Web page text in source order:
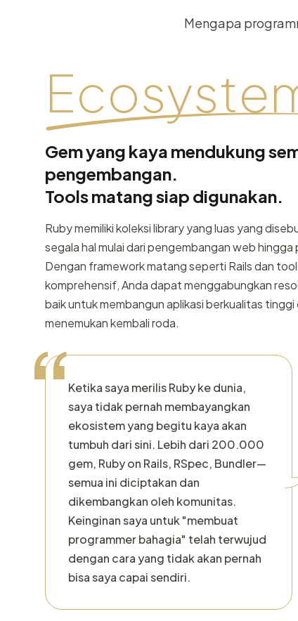
Mengapa
Gem yang kaya mendukung
pengembangan.
Tools matang siap digunakan.
Ruby memiliki koleksi library yang luas yang
segala hal mulai dari pengembangan web
Dengan framework matang seperti Rails dan
komprehensif, Anda dapat menggabungkan
baik untuk membangun aplikasi berkualitas
menemukan kembali roda.
“Ketika saya merilis Ruby ke dunia,
saya tidak pernah membayangkan
ekosistem yang begitu kaya akan
tumbuh dari sini. Lebih dari 200.000
gem, Ruby on Rails, RSpec, Bundler—
semua ini diciptakan dan
dikembangkan oleh komunitas.
Keinginan saya untuk "membuat
programmer bahagia" telah terwujud
dengan cara yang tidak akan pernah
bisa saya capai sendiri.